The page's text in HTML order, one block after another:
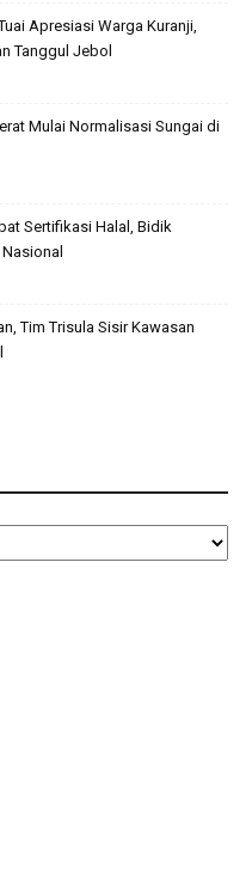
Apresiasi Warga Kuranji,
Tanggul Jebol
Mulai Normalisasi Sungai di
Sertifikasi Halal, Bidik
Tim Trisula Sisir Kawasan